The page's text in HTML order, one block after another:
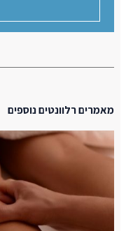
מאמרים רלוונטים נוספים